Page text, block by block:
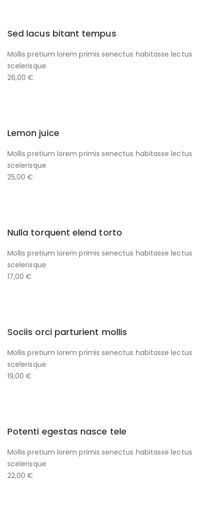
Sed lacus bitant tempus
Mollis pretium lorem primis senectus habitasse lectus
scelerisque
26,00 €
Lemon juice
Mollis pretium lorem primis senectus habitasse lectus
scelerisque
25,00 €
Nulla torquent elend torto
Mollis pretium lorem primis senectus habitasse lectus
scelerisque
17,00 €
Sociis orci parturient mollis
Mollis pretium lorem primis senectus habitasse lectus
scelerisque
19,00 €
Potenti egestas nasce tele
Mollis pretium lorem primis senectus habitasse lectus
scelerisque
22,00 €